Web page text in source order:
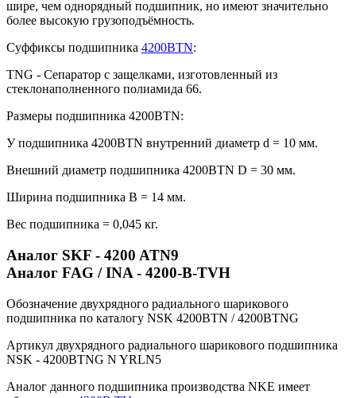
шире, чем однорядный подшипник, но имеют значительно
более высокую грузоподъёмность.
Суффиксы подшипника 4200BTN:
TNG - Сепаратор с защелками, изготовленный из
стеклонаполненного полиамида 66.
Размеры подшипника 4200BTN:
У подшипника 4200BTN внутренний диаметр d = 10 мм.
Внешний диаметр подшипника 4200BTN D = 30 мм.
Ширина подшипника B = 14 мм.
Вес подшипника = 0,045 кг.
Аналог SKF - 4200 ATN9
Аналог FAG / INA - 4200-B-TVH
Обозначение двухрядного радиального шарикового
подшипника по каталогу NSK 4200BTN / 4200BTNG
Артикул двухрядного радиального шарикового подшипника
NSK - 4200BTNG N YRLN5
Аналог данного подшипника производства NKE имеет